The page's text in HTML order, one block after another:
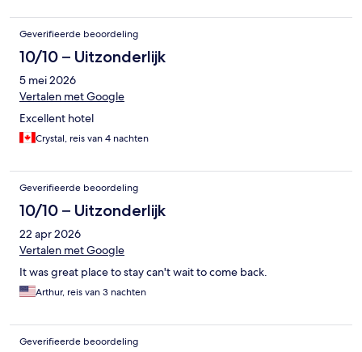
Geverifieerde beoordeling
10/10 – Uitzonderlijk
5 mei 2026
Vertalen met Google
Excellent hotel
Crystal, reis van 4 nachten
Geverifieerde beoordeling
10/10 – Uitzonderlijk
22 apr 2026
Vertalen met Google
It was great place to stay can't wait to come back.
Arthur, reis van 3 nachten
Geverifieerde beoordeling